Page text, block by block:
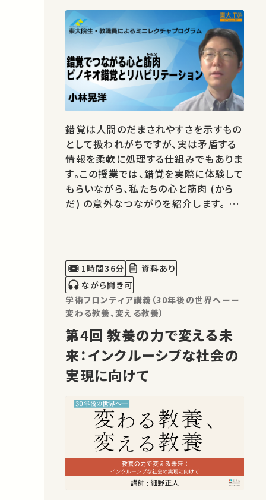
錯覚は人間のだまされやすさを示すもの
として扱われがちですが、実は矛盾する
情報を柔軟に処理する仕組みでもありま
す。この授業では、錯覚を実際に体験して
もらいながら、私たちの心と筋肉 (から
だ) の意外なつながりを紹介します。 ★
願いします。 運営・著作権処理・映像編
集：東京大学 大学総合教育研…
1時間36分
資料あり
ながら聞き可
学術フロンティア講義（30年後の世界へーー
変わる教養、変える教養）
第4回 教養の力で変える未
来：インクルーシブな社会の
実現に向けて